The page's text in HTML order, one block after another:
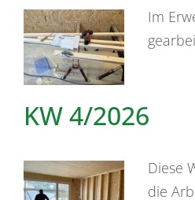
Im
KW 4/2026
Diese
die